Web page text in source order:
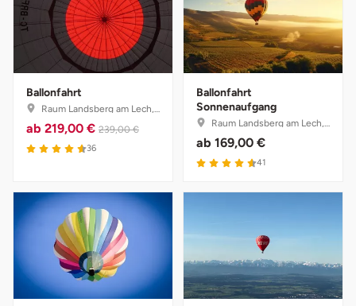
Ballonfahrt
Raum Landsberg am Lech, Bayern
ab 219,00 € 239,00 €
4.6 von 5
36
Ballonfahrt
Sonnenaufgang
Raum Landsberg am Lech, Bayern
ab 169,00 €
4.6 von 5
41